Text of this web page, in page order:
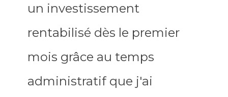
un investissement
rentabilisé dès le premier
mois grâce au temps
administratif que j'ai